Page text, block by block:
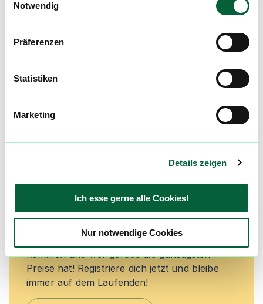
Notwendig
Präferenzen
Statistiken
Marketing
Details zeigen
Ich esse gerne alle Cookies!
Nur notwendige Cookies
machen. Melde dich an, um dir deine
Preisreduktionen informiert zu werden und
Jetzt registrieren
Neue Cannabisblüten und die
besten Preise nicht mehr
Möchtest du vor allen Anderen informiert
werden? Abonniere einfach unseren
neuen Blüten in den Cannabis Apotheken
kommen und wer gerade die günstigsten
Preise hat! Registriere dich jetzt und bleibe
immer auf dem Laufenden!